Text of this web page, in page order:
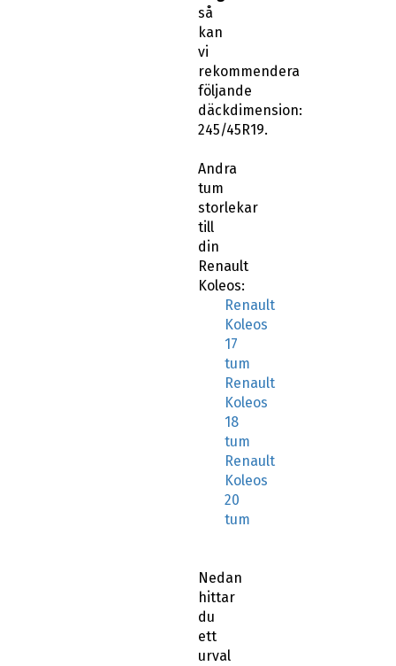
så
kan
vi
rekommendera
följande
däckdimension:
245/45R19.
Andra
tum
storlekar
till
din
Renault
Koleos:
Renault
Koleos
17
tum
Renault
Koleos
18
tum
Renault
Koleos
20
tum
Nedan
hittar
du
ett
urval